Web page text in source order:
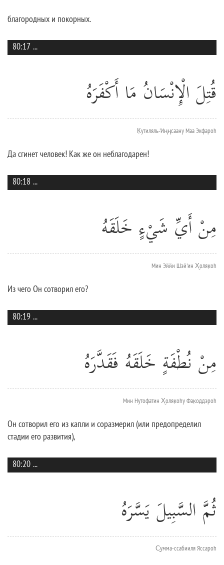
благородных и покорных.
80:17 ...
قُتِلَ الْإِنْسَانُ مَا أَكْفَرَهُ
К̣утиляль-'Иңңсаану Маа Экфароh
Да сгинет человек! Как же он неблагодарен!
80:18 ...
مِنْ أَيِّ شَيْءٍ خَلَقَهُ
Мин Эййи Шэй'ин Х̮оляк̣оh
Из чего Он сотворил его?
80:19 ...
مِنْ نُطْفَةٍ خَلَقَهُ فَقَدَّرَهُ
Мин Нутофатин Х̮оляк̣оhу Фак̣оддэроh
Он сотворил его из капли и соразмерил (или предопределил
стадии его развития),
80:20 ...
ثُمَّ السَّبِيلَ يَسَّرَهُ
С̱умма-ссабииля Яссароh